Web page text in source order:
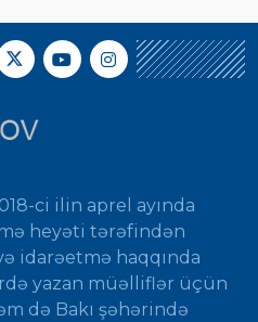
ci ilin aprel ayında
heyəti tərəfindən
idarəetmə haqqında
yazan müəlliflər üçün
də Bakı şəhərində